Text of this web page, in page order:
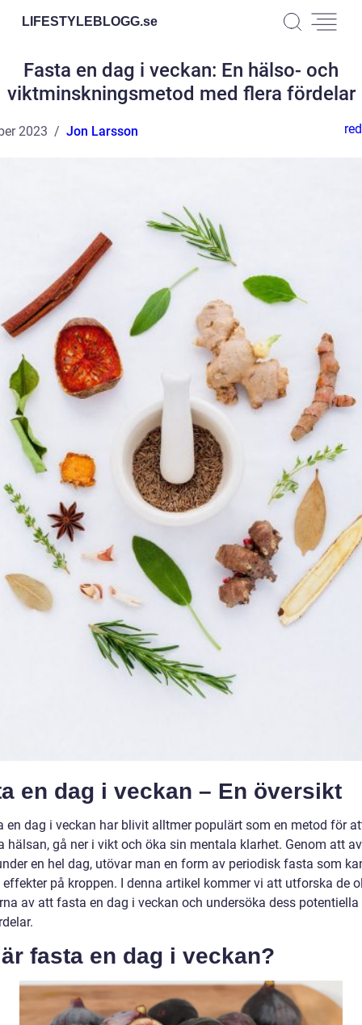
LIFESTYLEBLOGG.se
Fasta en dag i veckan: En hälso- och
viktminskningsmetod med flera fördelar
2023 Jon Larsson
en dag i veckan – En översikt
en dag i veckan har blivit alltmer populärt som en metod för
hälsan, gå ner i vikt och öka sin mentala klarhet. Genom att
en hel dag, utövar man en form av periodisk fasta som
på kroppen. I denna artikel kommer vi att utforska de
av att fasta en dag i veckan och undersöka dess potentiella
fasta en dag i veckan?